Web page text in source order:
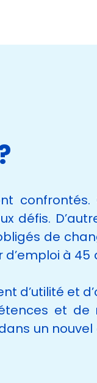
confrontés.
défis.
de
à
d’utilité et
et de
un